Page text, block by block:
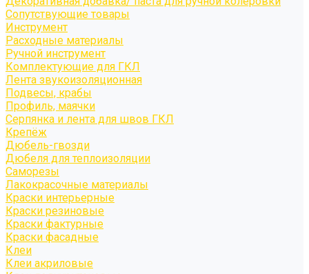
Сопутствующие товары
Инструмент
Расходные материалы
Ручной инструмент
Комплектующие для ГКЛ
Лента звукоизоляционная
Подвесы, крабы
Профиль, маячки
Серпянка и лента для швов ГКЛ
Крепёж
Дюбель-гвозди
Дюбеля для теплоизоляции
Саморезы
Лакокрасочные материалы
Краски интерьерные
Краски резиновые
Краски фактурные
Краски фасадные
Клеи
Клеи акриловые